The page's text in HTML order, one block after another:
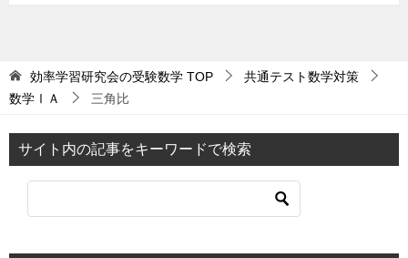
効率学習研究会の受験数学 TOP
共通テスト数学対策
数学ⅠＡ
三角比
サイト内の記事をキーワードで検索